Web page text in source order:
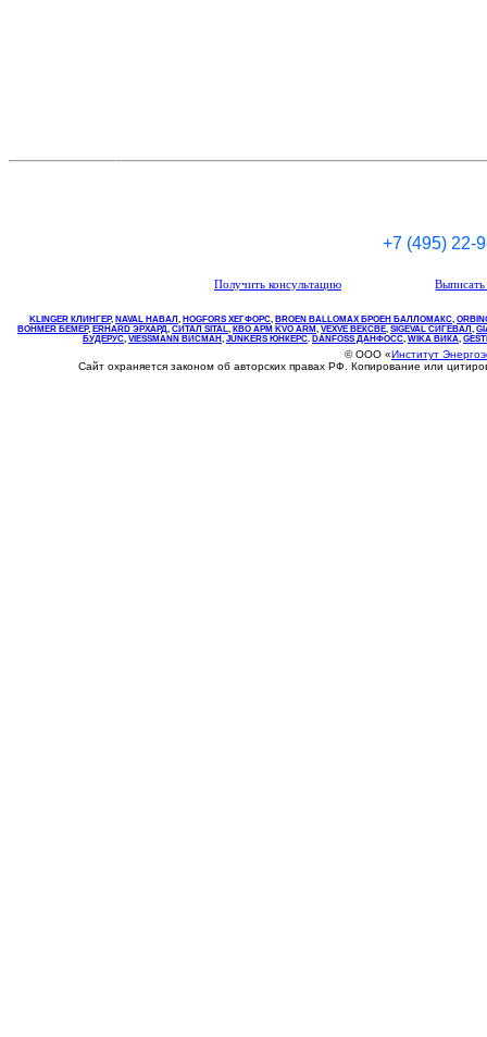
+7 (495) 22-
Получить консультацию
KLINGER КЛИНГЕР, NAVAL НАВАЛ , НOGFORS ХЕГФОРС, BROEN BALLOMAX БРОЕН БАЛЛОМАКС,
BOHMER БЕМЕР, ERHARD ЭРХАРД, СИТАЛ SITAL, КВО АРМ KVO ARM, VEXVE ВЕКСВЕ, SIGEVAL СИГЕВАЛ ,
БУДЕРУС, VIESSMANN ВИСМАН , JUNKERS ЮНКЕРС. DANFOSS ДАНФОСС, WIKA ВИКА,
© ООО «Институт
Сайт охраняется законом об авторских правах РФ. Копирование или